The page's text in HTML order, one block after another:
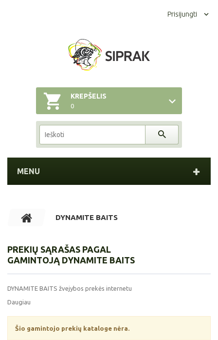
Prisijungti
KREPŠELIS
0
MENU
DYNAMITE BAITS
PREKIŲ SĄRAŠAS PAGAL
GAMINTOJĄ DYNAMITE BAITS
DYNAMITE BAITS žvejybos prekės internetu
Daugiau
Šio gamintojo prekių kataloge nėra.